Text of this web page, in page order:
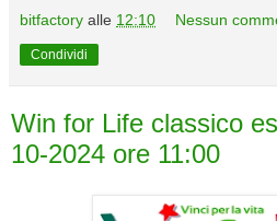
bitfactory alle 12:10 Nessun
Condividi
Win for Life classico
10-2024 ore 11:00